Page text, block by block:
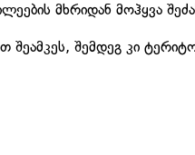
მხრიდან მოჰყვა
შეამკეს, შემდეგ კი